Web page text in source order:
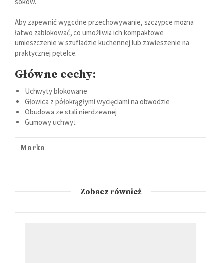
Aby zapewnić wygodne przechowywanie, szczypce można
łatwo zablokować, co umożliwia ich kompaktowe
umieszczenie w szufladzie kuchennej lub zawieszenie na
praktycznej pętelce.
Główne cechy:
Uchwyty blokowane
Głowica z półokrągłymi wycięciami na obwodzie
Obudowa ze stali nierdzewnej
Gumowy uchwyt
Marka
Zobacz również